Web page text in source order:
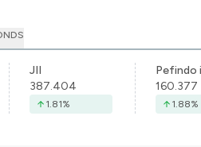
JII
387.404
1.81%
Pefindo
160.377
1.88%